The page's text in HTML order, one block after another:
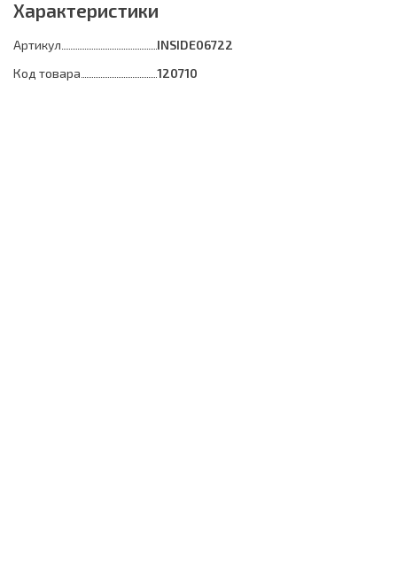
Характеристики
Артикул
INSIDE06722
Код товара
120710